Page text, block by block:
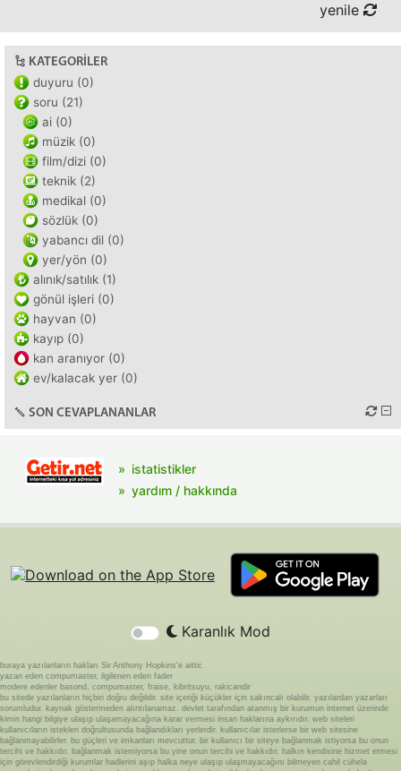
yenile
KATEGORILER
duyuru (0)
soru (21)
ai (0)
müzik (0)
film/dizi (0)
teknik (2)
medikal (0)
sözlük (0)
yabancı dil (0)
yer/yön (0)
alınık/satılık (1)
gönül işleri (0)
hayvan (0)
kayıp (0)
kan aranıyor (0)
ev/kalacak yer (0)
SON CEVAPLANANLAR
istatistikler
yardım / hakkında
Karanlık Mod
buraya yazılanların hakları Sir Anthony Hopkins'e aittir.
yazan eden compumaster, ilgilenen eden fader
modere edenler basond, compumaster, fraise, kibritsuyu, rakicandir
bu sitede yazılanların hiçbiri doğru değildir. site içeriği küçükler için sakıncalı olabilir. yazılardan yazarları
sorumludur. kaynak göstermeden alıntılanamaz. devlet tarafından atanmış bir kurumun internet üzerinde
kimin hangi bilgiye ulaşıp ulaşamayacağına karar vermesi insan haklarına aykırıdır. web siteleri
kullanıcıların istekleri doğrultusunda bağlandıkları yerlerdir. kullanıcılar isterlerse bir web sitesine
bağlanmayabilirler. bu güçleri ve imkanları mevcuttur. bir kullanıcı bir siteye bağlanmak istiyorsa bu onun
tercihi ve hakkıdır. bağlanmak istemiyorsa bu yine onun tercihi ve hakkıdır. halkın kendisine hizmet etmesi
için görevlendirdiği kurumlar hadlerini aşıp halka neye ulaşıp ulaşmayacağını bilmeyen cahil cühela